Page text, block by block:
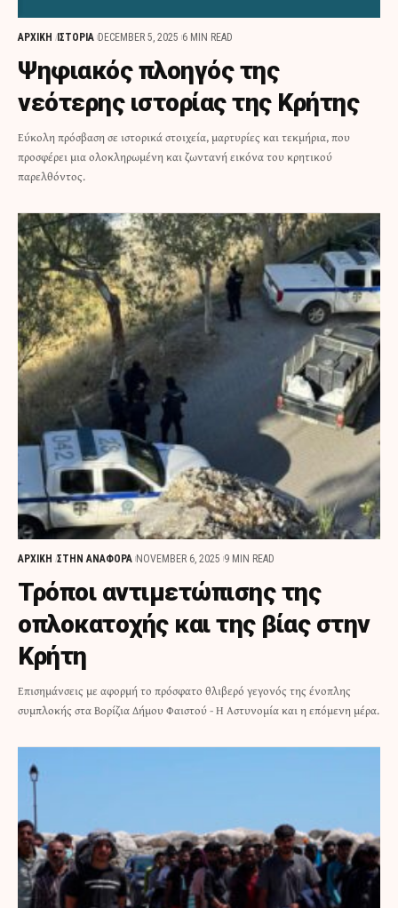
ΑΡΧΙΚΗ ΙΣΤΟΡΙΑ DECEMBER 5, 2025 6 MIN READ
Ψηφιακός πλοηγός της
νεότερης ιστορίας της Κρήτης
Εύκολη πρόσβαση σε ιστορικά στοιχεία, μαρτυρίες και τεκμήρια, που
προσφέρει μια ολοκληρωμένη και ζωντανή εικόνα του κρητικού
παρελθόντος.
ΑΡΧΙΚΗ ΣΤΗΝ ΑΝΑΦΟΡΑ NOVEMBER 6, 2025 9 MIN READ
Τρόποι αντιμετώπισης της
οπλοκατοχής και της βίας στην
Κρήτη
Επισημάνσεις με αφορμή το πρόσφατο θλιβερό γεγονός της ένοπλης
συμπλοκής στα Βορίζια Δήμου Φαιστού - Η Αστυνομία και η επόμενη μέρα.